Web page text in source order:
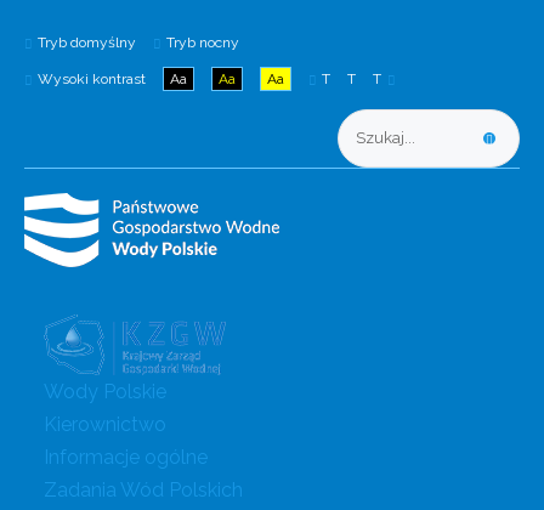
Tryb domyślny Tryb nocny
Wysoki kontrast Aa Aa Aa T T T
Wody Polskie
Kierownictwo
Informacje ogólne
Zadania Wód Polskich